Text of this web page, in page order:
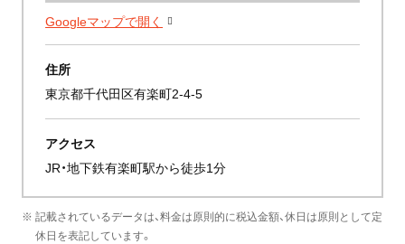
Googleマップで開く
住所
東京都千代田区有楽町2-4-5
アクセス
JR・地下鉄有楽町駅から徒歩1分
※ 記載されているデータは、料金は原則的に税込金額、休日は原則として定
休日を表記しています。